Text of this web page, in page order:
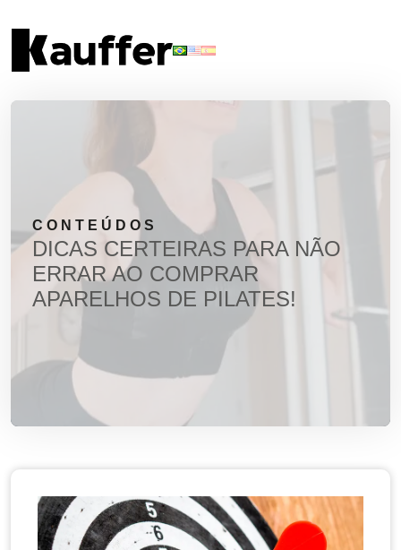
CONTEÚDOS
DICAS CERTEIRAS PARA NÃO
ERRAR AO COMPRAR
APARELHOS DE PILATES!